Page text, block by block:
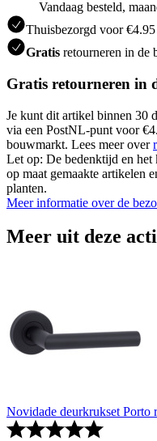
Vandaag besteld,
Thuisbezorgd voor
Gratis retourneren in de
Gratis retourneren in
Je kunt dit artikel binnen 30
via een PostNL-punt voor
bouwmarkt. Lees meer over
Let op: De bedenktijd en het
op maat gemaakte artikelen
planten.
Meer informatie over de
Meer uit deze
Novidade deurkrukset Porto